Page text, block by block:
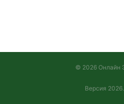
© 2026 Онлайн
Версия